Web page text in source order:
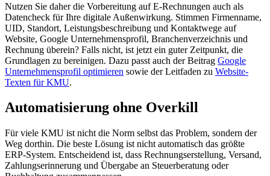
Nutzen Sie daher die Vorbereitung auf E-Rechnungen auch als
Datencheck für Ihre digitale Außenwirkung. Stimmen Firmenname,
UID, Standort, Leistungsbeschreibung und Kontaktwege auf
Website, Google Unternehmensprofil, Branchenverzeichnis und
Rechnung überein? Falls nicht, ist jetzt ein guter Zeitpunkt, die
Grundlagen zu bereinigen. Dazu passt auch der Beitrag Google
Unternehmensprofil optimieren sowie der Leitfaden zu Website-
Texten für KMU.
Automatisierung ohne Overkill
Für viele KMU ist nicht die Norm selbst das Problem, sondern der
Weg dorthin. Die beste Lösung ist nicht automatisch das größte
ERP-System. Entscheidend ist, dass Rechnungserstellung, Versand,
Zahlungserinnerung und Übergabe an Steuerberatung oder